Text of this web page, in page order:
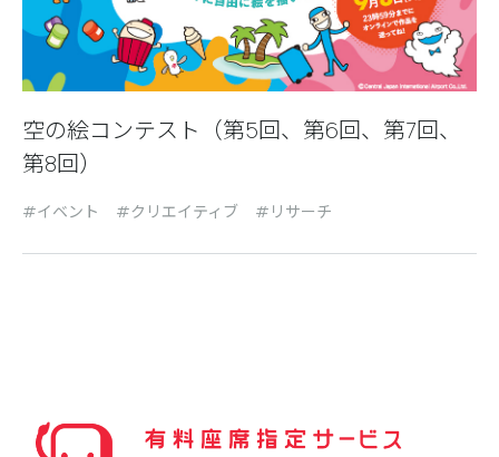
空の絵コンテスト（第5回、第6回、第7回、
第8回）
イベント クリエイティブ リサーチ